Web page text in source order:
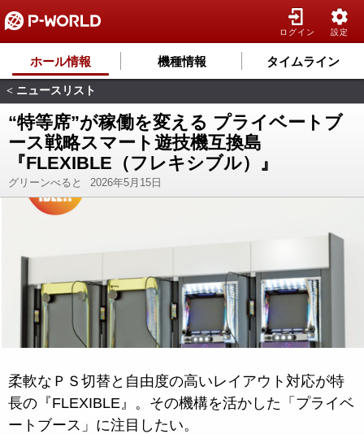
ログイン 設定
ホール情報 機種情報 タイムライン
< ニュースリスト
“特等席”が稼働を変える プライベートブ
ース戦略スマート遊技機互換島
『FLEXIBLE（フレキシブル）』
グリーンべると 2026年5月15日
柔軟なＰＳ切替と自由度の高いレイアウト対応が特
長の『FLEXIBLE』。その機構を活かした「プライベ
ートブース」に注目したい。